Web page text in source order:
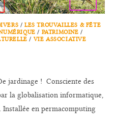
/LES TROUVAILLES & FÊTE
/ PATRIMOINE /
/ VIE ASSOCIATIVE
jardinage ! Consciente des
la globalisation informatique,
en permacomputing